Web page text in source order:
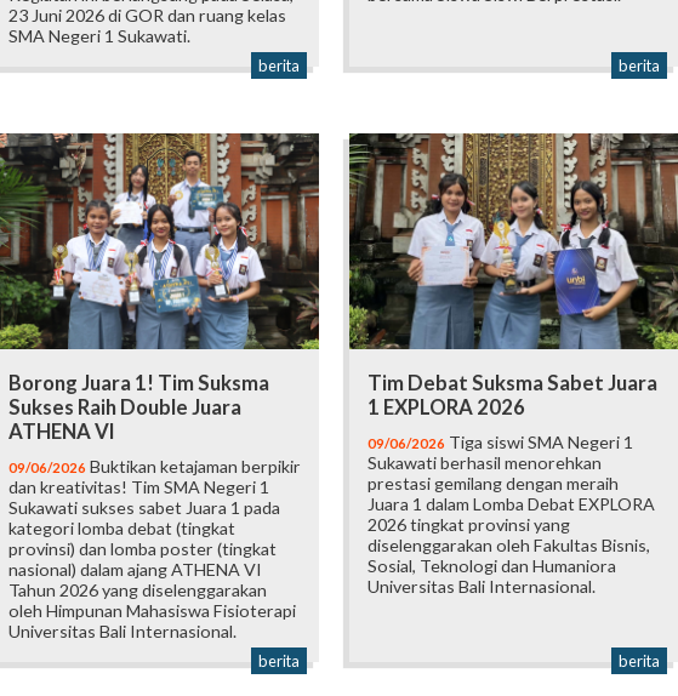
23 Juni 2026 di GOR dan ruang kelas
SMA Negeri 1 Sukawati.
berita berita
Borong Juara 1! Tim Suksma
Sukses Raih Double Juara
ATHENA VI
09/06/2026 Buktikan ketajaman berpikir
dan kreativitas! Tim SMA Negeri 1
Sukawati sukses sabet Juara 1 pada
kategori lomba debat (tingkat
provinsi) dan lomba poster (tingkat
nasional) dalam ajang ATHENA VI
Tahun 2026 yang diselenggarakan
oleh Himpunan Mahasiswa Fisioterapi
Universitas Bali Internasional.
berita
Tim Debat Suksma Sabet Juara
1 EXPLORA 2026
09/06/2026 Tiga siswi SMA Negeri 1
Sukawati berhasil menorehkan
prestasi gemilang dengan meraih
Juara 1 dalam Lomba Debat EXPLORA
2026 tingkat provinsi yang
diselenggarakan oleh Fakultas Bisnis,
Sosial, Teknologi dan Humaniora
Universitas Bali Internasional.
berita